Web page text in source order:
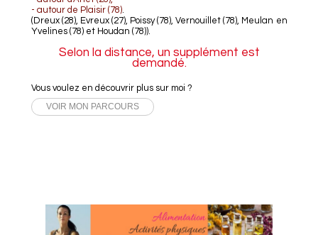
- autour de Plaisir (78).
(Dreux (28), Evreux (27), Poissy (78), Vernouillet (78), Meulan en
Yvelines (78) et Houdan (78)).
Selon la distance, un supplément est
demandé.
Vous voulez en découvrir plus sur moi ?
VOIR MON PARCOURS